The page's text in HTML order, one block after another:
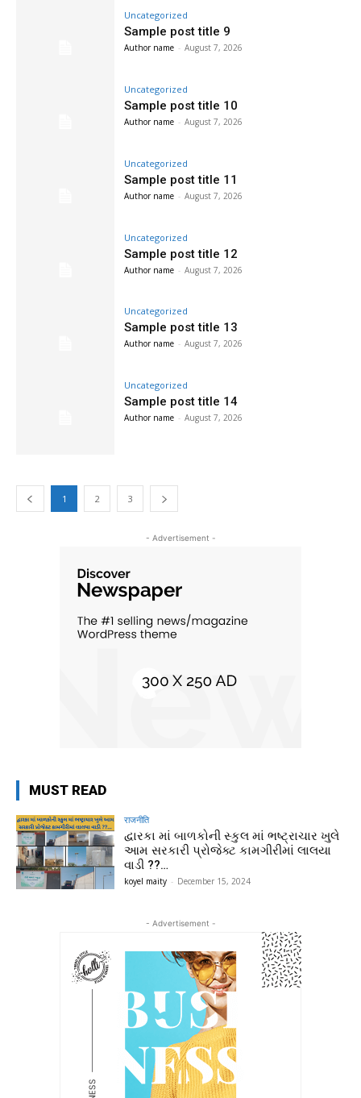
Uncategorized
Sample post title 9
Author name - August 7, 2026
Uncategorized
Sample post title 10
Author name - August 7, 2026
Uncategorized
Sample post title 11
Author name - August 7, 2026
Uncategorized
Sample post title 12
Author name - August 7, 2026
Uncategorized
Sample post title 13
Author name - August 7, 2026
Uncategorized
Sample post title 14
Author name - August 7, 2026
1 2 3
- Advertisement -
MUST READ
राजनीति
દ્વારકા માં બાળકોની સ્કુલ માં ભષ્ટ્રાચાર ખુલે
આમ સરકારી પ્રોજેક્ટ કામગીરીમાં લાલયા
વાડી ??…
koyel maity - December 15, 2024
- Advertisement -